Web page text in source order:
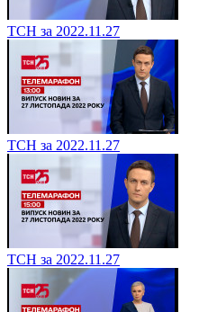
ТСН за 2022.11.27
ТСН за 2022.11.27
ТСН за 2022.11.27